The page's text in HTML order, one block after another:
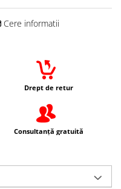
Cere informatii
Drept de retur
Consultanță gratuită